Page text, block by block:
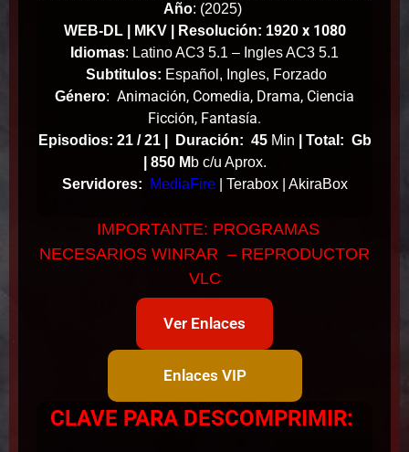
Año: (2025)
WEB-DL | MKV | Resolución: 1920x 1080
Idiomas: Latino AC3 5.1 – Ingles AC3 5.1
Subtitulos: Español, Ingles, Forzado
Género: Animación, Comedia, Drama, Ciencia
Ficción, Fantasía.
Episodios: 21 / 21 | Duración: 45 Min
Total: Gb
| 850 M b c/u Aprox.
Servidores:
MediaFire| Terabox | AkiraBox
IMPORTANTE: PROGRAMAS
NECESARIOS WINRAR – REPRODUCTOR
VLC
Ver Enlaces
Enlaces VIP
CLAVE PARA DESCOMPRIMIR: